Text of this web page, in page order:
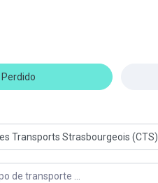
Perdido
Transports Strasbourgeois (CTS)
de transporte ...